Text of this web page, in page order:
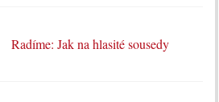
Radíme: Jak na hlasité sousedy